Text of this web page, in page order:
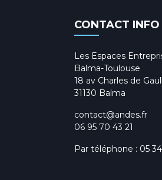
CONTACT INFO
Les Espaces
Balma-Toulouse
18 av Charles de
31130 Balma
contact@andes.fr
06 95 70 43 21
Par téléphone : 05